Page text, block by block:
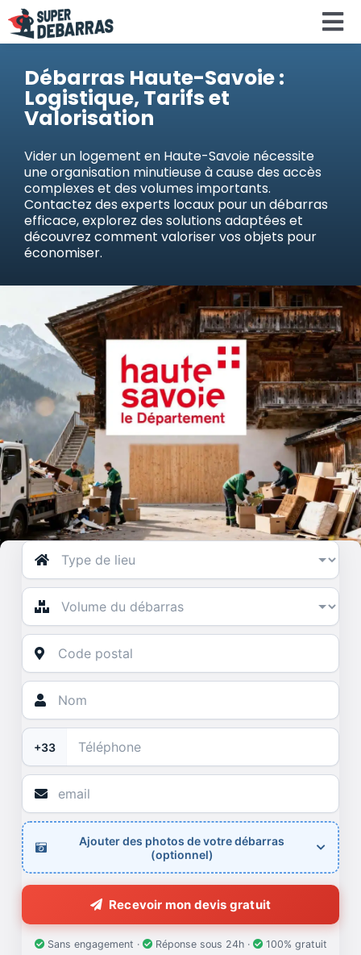
Skip
to
Accueil
Services
Régions
Search
for:
Débarras Haute-Savoie :
Logistique, Tarifs et
Valorisation
Vider un logement en Haute-Savoie nécessite
une organisation minutieuse à cause des accès
complexes et des volumes importants.
Contactez des experts locaux pour un débarras
efficace, explorez des solutions adaptées et
découvrez comment valoriser vos objets pour
économiser.
+33
Ajouter des photos de votre débarras
(optionnel)
Recevoir mon devis gratuit
Sans engagement · Réponse sous 24h · 100% gratuit